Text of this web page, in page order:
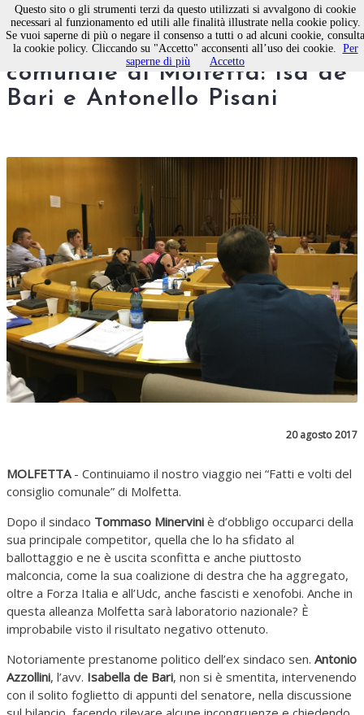
Fatti e volti del consiglio
comunale di Molfetta: Isa de
Bari e Antonello Pisani
20 agosto 2017
MOLFETTA- Continuiamo il nostro viaggio nei “Fatti e volti del
consiglio comunale” di Molfetta.
Dopo il sindaco Tommaso Minervini è d’obbligo occuparci della
sua principale competitor, quella che lo ha sfidato al
ballottaggio e ne è uscita sconfitta e anche piuttosto
malconcia, come la sua coalizione di destra che ha aggregato,
oltre a Forza Italia e all’Udc, anche fascisti e xenofobi. Anche in
questa alleanza Molfetta sarà laboratorio nazionale? È
improbabile visto il risultato negativo ottenuto.
Notoriamente prestanome politico dell’ex sindaco sen. Antonio
Azzollini, l’avv. Isabella de Bari, non si è smentita, intervenendo
con il solito foglietto di appunti del senatore, nella discussione
Questo sito o gli strumenti terzi da questo utilizzati si avvalgono di cookie
necessari al funzionamento ed utili alle finalità illustrate nella cookie policy.
Se vuoi saperne di più o negare il consenso a tutti o ad alcuni cookie, consulta
la cookie policy. Cliccando su "Accetto" acconsenti all’uso dei cookie. Per
saperne di più
Accetto